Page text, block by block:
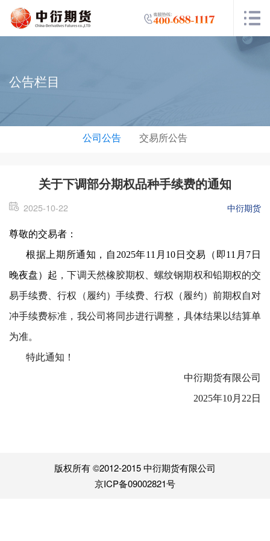
公告栏目
公司公告 交易所公告
关于下调部分期权品种手续费的通知
2025-10-22 中衍期货
尊敬的交易者：
根据上期 所通知，自2025年11月10日交易（即11月7日
晚夜盘）起 ，下调天然橡胶期权、螺纹钢期权和铅期权的交
易手续费、行权（履约）手续费、行权（履约）前期权自对
冲手续费标准 ，我公司将同步进行调整，具体结果以结算单
为准。
特此通知！
中衍期货有限公司
2025年10月22日
版权所有 ©2012-2015 中衍期货有限公司
京ICP备09002821号